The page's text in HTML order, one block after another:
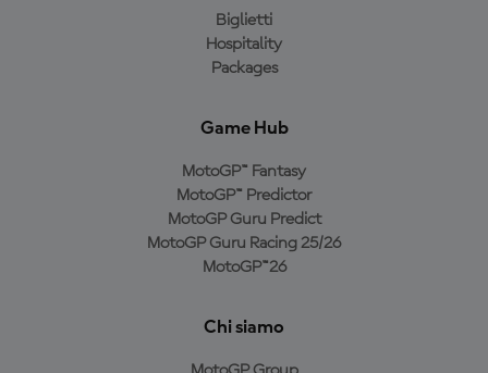
Biglietti
Hospitality
Packages
Game Hub
MotoGP™ Fantasy
MotoGP™ Predictor
MotoGP Guru Predict
MotoGP Guru Racing 25/26
MotoGP™26
Chi siamo